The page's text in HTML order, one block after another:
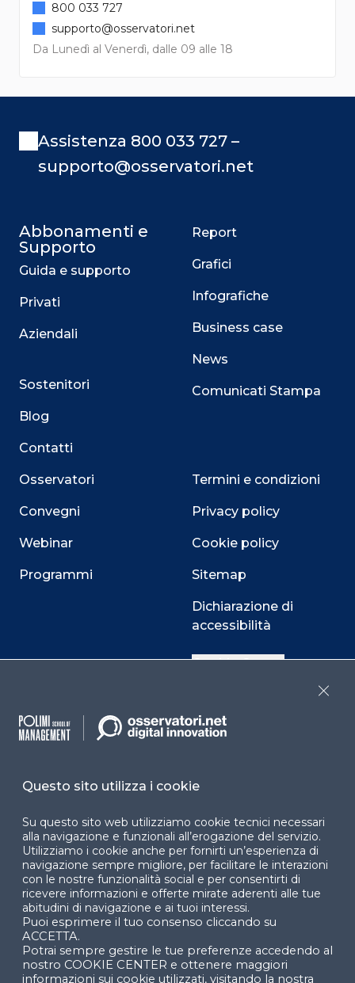
Da Lunedì al Venerdì, dalle 09 alle 18
800 033 727
supporto@osservatori.net
Assistenza 800 033 727 –
supporto@osservatori.net
Abbonamenti e
Supporto
Guida e supporto
Privati
Aziendali
Sostenitori
Blog
Contatti
Osservatori
Convegni
Webinar
Programmi
Report
Grafici
Infografiche
Business case
News
Comunicati Stampa
Termini e condizioni
Privacy policy
Cookie policy
Sitemap
Dichiarazione di
accessibilità
Cookie Center
Facebook LinkedIn
© 2024 Copyright © Politecnico di Milano Dipartimento
di Ingegneria Gestionale
Questo sito utilizza i cookie
Su questo sito web utilizziamo cookie tecnici necessari
alla navigazione e funzionali all’erogazione del servizio.
Utilizziamo i cookie anche per fornirti un’esperienza di
navigazione sempre migliore, per facilitare le interazioni
con le nostre funzionalità social e per consentirti di
ricevere informazioni e offerte mirate aderenti alle tue
abitudini di navigazione e ai tuoi interessi.
Puoi esprimere il tuo consenso cliccando su
ACCETTA.
Potrai sempre gestire le tue preferenze accedendo al
nostro COOKIE CENTER e ottenere maggiori
informazioni sui cookie utilizzati, visitando la nostra